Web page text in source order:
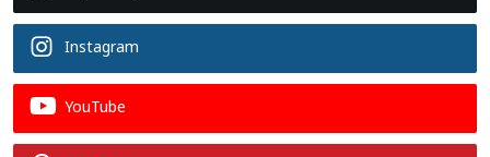
Instagram
YouTube